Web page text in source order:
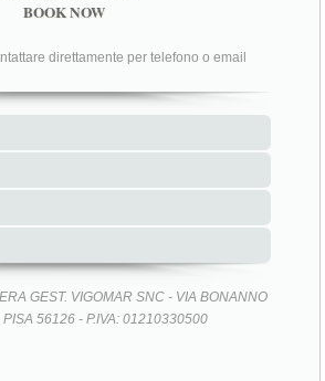
BOOK NOW
direttamente per telefono o email
GEST. VIGOMAR SNC - VIA BONANNO
PISA 56126 - P.IVA: 01210330500